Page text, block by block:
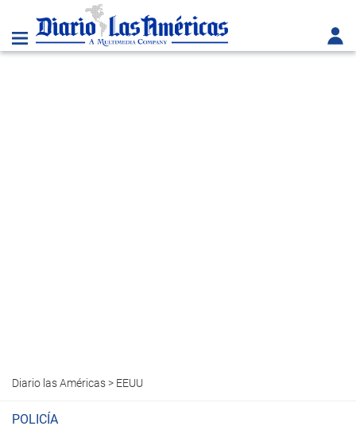
Diario las Américas> EEUU
POLICÍA